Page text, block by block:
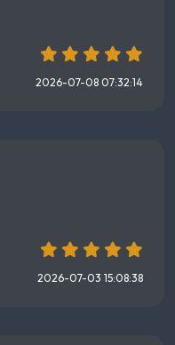
2026-07-08 07:32:14
2026-07-03 15:08:38